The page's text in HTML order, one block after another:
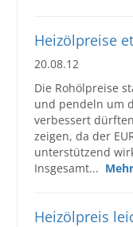
Heizölpreise
20.08.12
Die Rohölpreise
und pendeln um
verbessert
zeigen, da der
unterstützend
Insgesamt...
Heizölpreis